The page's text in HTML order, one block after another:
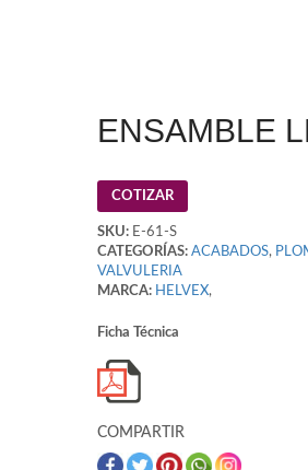
ENSAMBLE
COTIZAR
SKU: E-61-S
CATEGORÍAS: ACABADOS,
VALVULERIA
MARCA: HELVEX,
Ficha Técnica
COMPARTIR